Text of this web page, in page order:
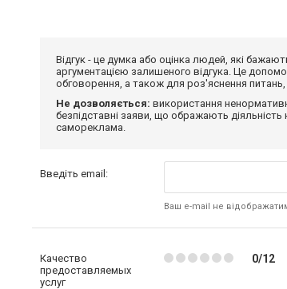
Відгук - це думка або оцінка людей, які
аргументацією залишеного відгука. Це
обговорення, а також для роз'яснення питань,
Не дозволяється: використання
безпідставні заяви, що ображають діяльність
самореклама.
Введіть email:
Ваш e-mail не
Качество
предоставляемых
услуг
0/12